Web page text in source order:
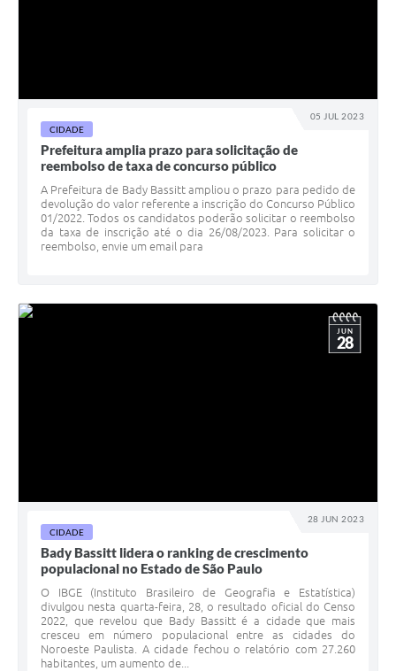
05 JUL 2023
CIDADE
Prefeitura amplia prazo para solicitação de
reembolso de taxa de concurso público
A Prefeitura de Bady Bassitt ampliou o prazo para pedido de
devolução do valor referente a inscrição do Concurso Público
01/2022. Todos os candidatos poderão solicitar o reembolso
da taxa de inscrição até o dia 26/08/2023. Para solicitar o
reembolso, envie um email para
28 JUN 2023
JUN
28
CIDADE
Bady Bassitt lidera o ranking de crescimento
populacional no Estado de São Paulo
O IBGE (Instituto Brasileiro de Geografia e Estatística)
divulgou nesta quarta-feira, 28, o resultado oficial do Censo
2022, que revelou que Bady Bassitt é a cidade que mais
cresceu em número populacional entre as cidades do
Noroeste Paulista. A cidade fechou o relatório com 27.260
habitantes, um aumento de...